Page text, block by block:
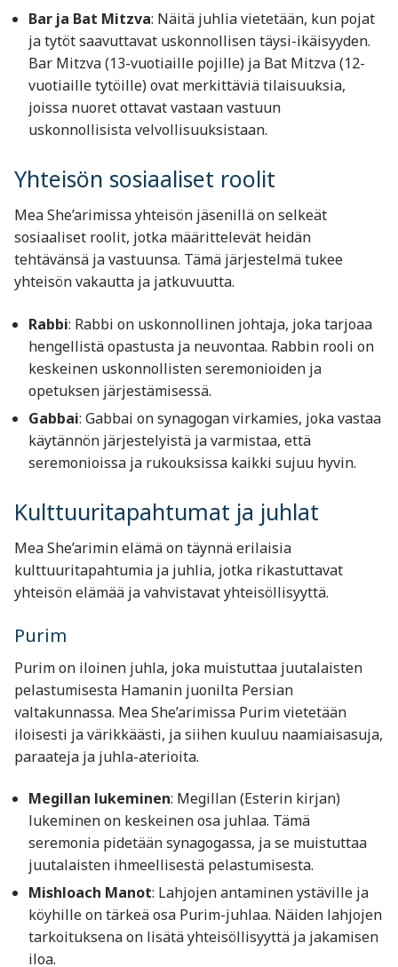
Bar ja Bat Mitzva: Näitä juhlia vietetään, kun pojat
ja tytöt saavuttavat uskonnollisen täysi-ikäisyyden.
Bar Mitzva (13-vuotiaille pojille) ja Bat Mitzva (12-
vuotiaille tytöille) ovat merkittäviä tilaisuuksia,
joissa nuoret ottavat vastaan vastuun
uskonnollisista velvollisuuksistaan.
Yhteisön sosiaaliset roolit
Mea She’arimissa yhteisön jäsenillä on selkeät
sosiaaliset roolit, jotka määrittelevät heidän
tehtävänsä ja vastuunsa. Tämä järjestelmä tukee
yhteisön vakautta ja jatkuvuutta.
Rabbi: Rabbi on uskonnollinen johtaja, joka tarjoaa
hengellistä opastusta ja neuvontaa. Rabbin rooli on
keskeinen uskonnollisten seremonioiden ja
opetuksen järjestämisessä.
Gabbai: Gabbai on synagogan virkamies, joka vastaa
käytännön järjestelyistä ja varmistaa, että
seremonioissa ja rukouksissa kaikki sujuu hyvin.
Kulttuuritapahtumat ja juhlat
Mea She’arimin elämä on täynnä erilaisia
kulttuuritapahtumia ja juhlia, jotka rikastuttavat
yhteisön elämää ja vahvistavat yhteisöllisyyttä.
Purim
Purim on iloinen juhla, joka muistuttaa juutalaisten
pelastumisesta Hamanin juonilta Persian
valtakunnassa. Mea She’arimissa Purim vietetään
iloisesti ja värikkäästi, ja siihen kuuluu naamiaisasuja,
paraateja ja juhla-aterioita.
Megillan lukeminen: Megillan (Esterin kirjan)
lukeminen on keskeinen osa juhlaa. Tämä
seremonia pidetään synagogassa, ja se muistuttaa
juutalaisten ihmeellisestä pelastumisesta.
Mishloach Manot: Lahjojen antaminen ystäville ja
köyhille on tärkeä osa Purim-juhlaa. Näiden lahjojen
tarkoituksena on lisätä yhteisöllisyyttä ja jakamisen
iloa.